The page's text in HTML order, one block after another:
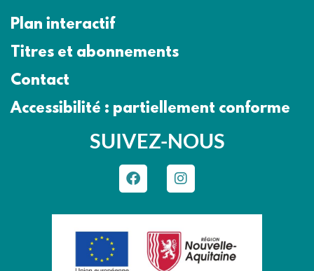
Plan interactif
Titres et abonnements
Contact
Accessibilité : partiellement conforme
SUIVEZ-NOUS